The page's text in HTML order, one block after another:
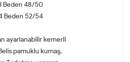
Beden 48/50
Beden 52/54
ayarlanabilir kemerli
pamuklu kumaş,